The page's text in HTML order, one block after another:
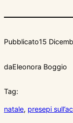
Pubblicato15
daEleonora Boggio
Tag:
natale, presepi